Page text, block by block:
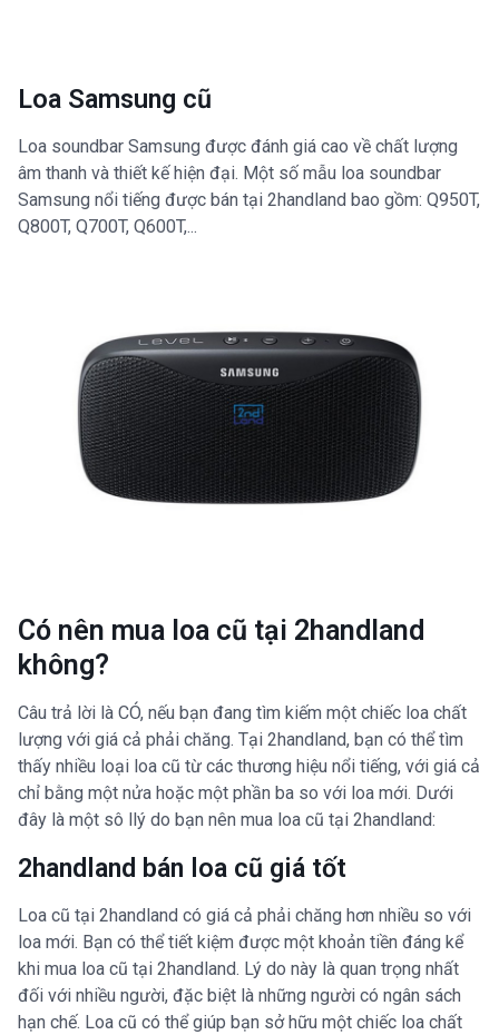
Loa Samsung cũ
Loa soundbar Samsung được đánh giá cao về chất lượng
âm thanh và thiết kế hiện đại. Một số mẫu loa soundbar
Samsung nổi tiếng được bán tại 2handland bao gồm: Q950T,
Q800T, Q700T, Q600T,...
Có nên mua loa cũ tại 2handland
không?
Câu trả lời là CÓ, nếu bạn đang tìm kiếm một chiếc loa chất
lượng với giá cả phải chăng. Tại 2handland, bạn có thể tìm
thấy nhiều loại loa cũ từ các thương hiệu nổi tiếng, với giá cả
chỉ bằng một nửa hoặc một phần ba so với loa mới. Dưới
đây là một sô llý do bạn nên mua loa cũ tại 2handland:
2handland bán loa cũ giá tốt
Loa cũ tại 2handland có giá cả phải chăng hơn nhiều so với
loa mới. Bạn có thể tiết kiệm được một khoản tiền đáng kể
khi mua loa cũ tại 2handland. Lý do này là quan trọng nhất
đối với nhiều người, đặc biệt là những người có ngân sách
hạn chế. Loa cũ có thể giúp bạn sở hữu một chiếc loa chất